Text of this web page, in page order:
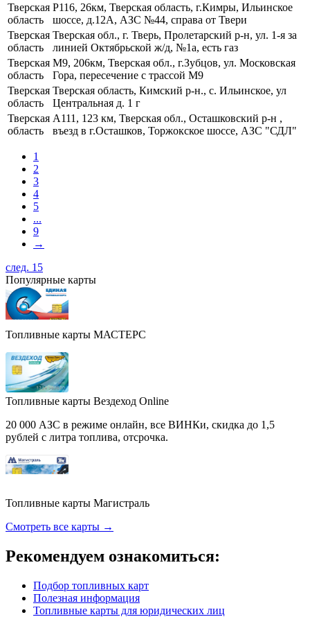
Тверская
область
Р116, 26км, Тверская область, г.Кимры, Ильинское
шоссе, д.12А, АЗС №44, справа от Твери
Тверская
область
Тверская обл., г. Тверь, Пролетарский р-н, ул. 1-я за
линией Октябрьской ж/д, №1а, есть газ
Тверская
область
М9, 206км, Тверская обл., г.Зубцов, ул. Московская
Гора, пересечение с трассой М9
Тверская
область
Тверская область, Кимский р-н., с. Ильинское, ул
Центральная д. 1 г
Тверская
область
А111, 123 км, Тверская обл., Осташковский р-н ,
въезд в г.Осташков, Торжокское шоссе, АЗС "СДЛ"
1
2
3
4
5
...
9
→
след. 15
Популярные карты
Топливные карты МАСТЕРС
Топливные карты Вездеход Online
20 000 АЗС в режиме онлайн, все ВИНКи, скидка до 1,5
рублей с литра топлива, отсрочка.
Топливные карты Магистраль
Смотреть все карты →
Рекомендуем ознакомиться:
Подбор топливных карт
Полезная информация
Топливные карты для юридических лиц